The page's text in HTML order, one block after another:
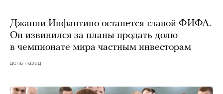
Джанни Инфантино останется главой ФИФА.
Он извинился за планы продать долю
в чемпионате мира частным инвесторам
день назад